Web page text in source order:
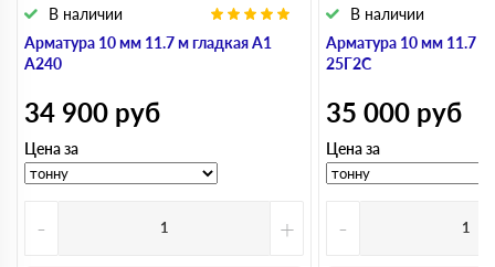
Арматура 10 мм 11.7 м гладкая А1
А240
В наличии
34 900 руб
Цена за
- +
Арматура 10 мм 11.7 м
25Г2С
В наличии
35 000 руб
Цена за
-